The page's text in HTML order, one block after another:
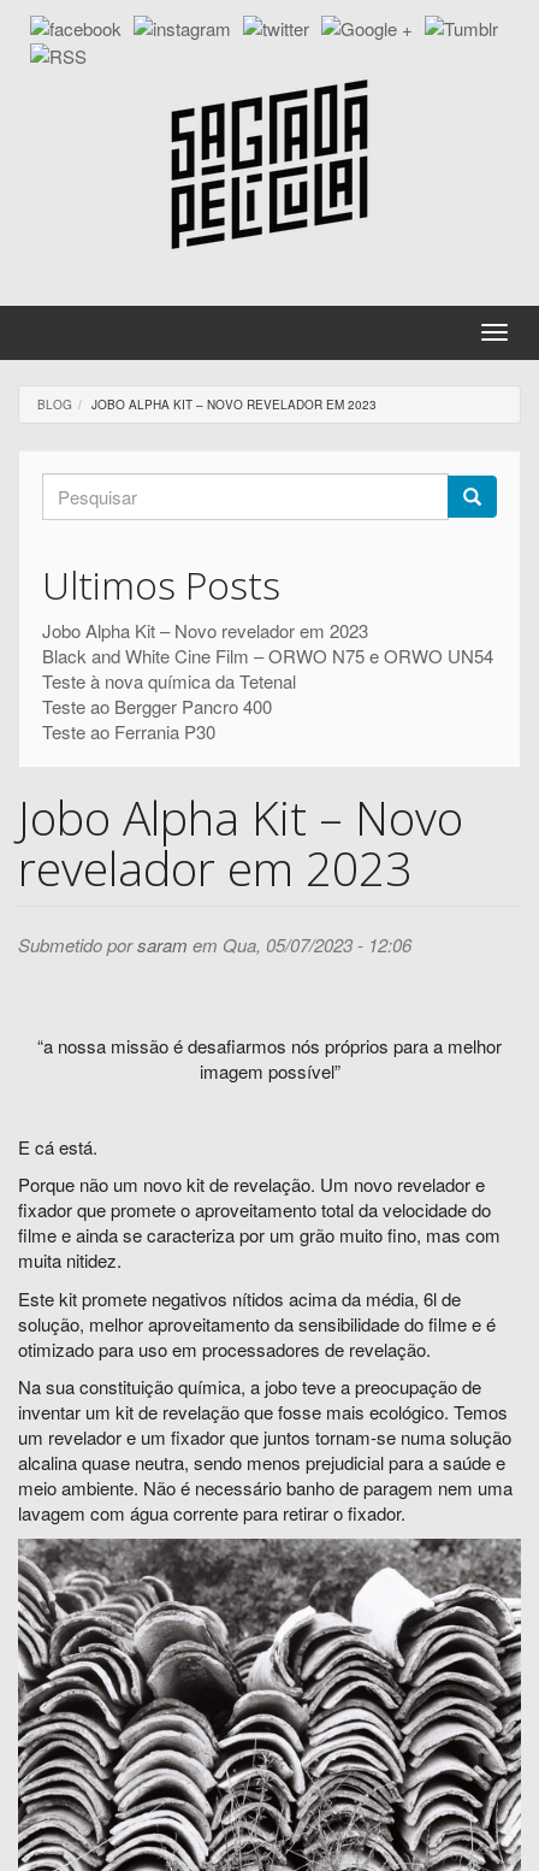
Passar
para
Toggle
BLOG JOBO ALPHA KIT – NOVO REVELADOR EM 2023
Formulário
de
pesquisa
Ultimos Posts
Jobo Alpha Kit – Novo revelador em 2023
Black and White Cine Film – ORWO N75 e ORWO UN54
Teste à nova química da Tetenal
Teste ao Bergger Pancro 400
Teste ao Ferrania P30
Jobo Alpha Kit – Novo
revelador em 2023
Submetido porsaram em Qua, 05/07/2023 - 12:06
“a nossa missão é desafiarmos nós próprios para a melhor
imagem possível”
E cá está.
Porque não um novo kit de revelação. Um novo revelador e
fixador que promete o aproveitamento total da velocidade do
filme e ainda se caracteriza por um grão muito fino, mas com
muita nitidez.
Este kit promete negativos nítidos acima da média, 6l de
solução, melhor aproveitamento da sensibilidade do filme e é
otimizado para uso em processadores de revelação.
Na sua constituição química, a jobo teve a preocupação de
inventar um kit de revelação que fosse mais ecológico. Temos
um revelador e um fixador que juntos tornam-se numa solução
alcalina quase neutra, sendo menos prejudicial para a saúde e
meio ambiente. Não é necessário banho de paragem nem uma
lavagem com água corrente para retirar o fixador.